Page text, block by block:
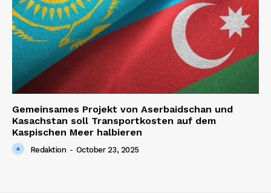
Gemeinsames Projekt von Aserbaidschan und
Kasachstan soll Transportkosten auf dem
Kaspischen Meer halbieren
Redaktion - October 23, 2025